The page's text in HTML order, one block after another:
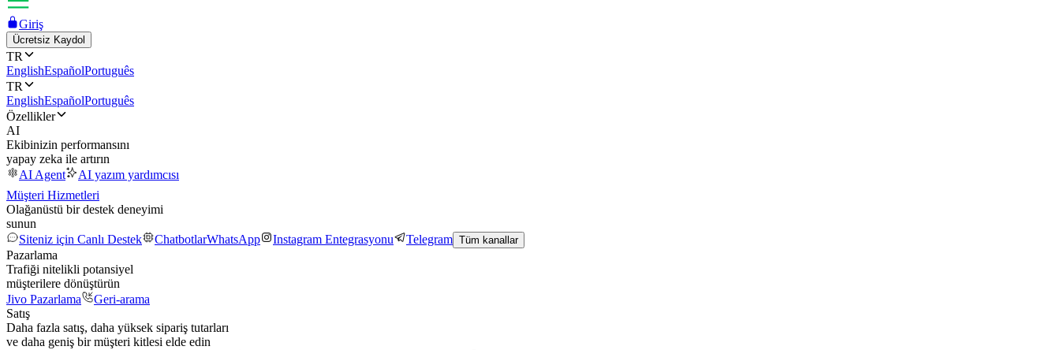
Giriş
Ücretsiz Kaydol
TR
EnglishEspañolPortuguês
TR
EnglishEspañolPortuguês
Özellikler
AI
Ekibinizin performansını
yapay zeka ile artırın
AI Agent
AI yazım yardımcısı
Müşteri Hizmetleri
Olağanüstü bir destek deneyimi
sunun
Siteniz için Canlı Destek
ChatbotlarWhatsApp Instagram Entegrasyonu Telegram Tüm kanallar
Pazarlama
Trafiği nitelikli potansiyel
müşterilere dönüştürün
Jivo Pazarlama
Geri-arama
Satış
Daha fazla satış, daha yüksek sipariş tutarları
ve daha geniş bir müşteri kitlesi elde edin